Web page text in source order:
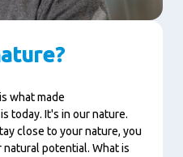
what made
today. It's in our nature.
close to your nature, you
potential. What is